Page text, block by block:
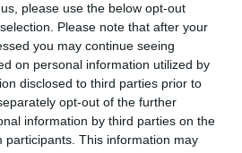
please use the below opt-out
Please note that after your
you may continue seeing
on personal information utilized by
disclosed to third parties prior to
opt-out of the further
information by third parties on the
participants. This information may